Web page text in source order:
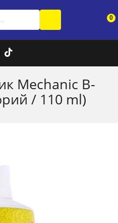
0
Mechanic B-
/ 110 ml)